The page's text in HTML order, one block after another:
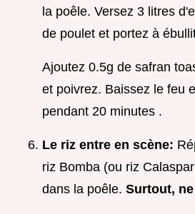
la poêle. Versez 3 litres
de poulet et portez à
Ajoutez 0.5g de safran
et poivrez. Baissez le feu
pendant 20 minutes .
Le riz entre en scène:
riz Bomba (ou riz
dans la poêle. Surtout,